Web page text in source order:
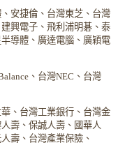
安捷倫、台灣東芝、台灣
興電子、飛利浦明碁、泰
導體、廣達電腦、廣穎電
、台灣NEC、台灣
、台灣工業銀行、台灣金
壽、保誠人壽、國華人
壽、台灣產業保險、